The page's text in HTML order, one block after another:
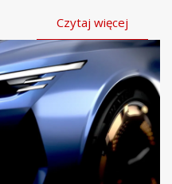
Czytaj więcej